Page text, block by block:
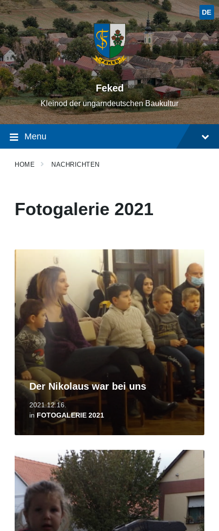
Skip
to
content
Skip
to
main
navigation
Skip
to
footer
DE
Feked
Kleinod der ungarndeutschen Baukultur
Menu
HOME NACHRICHTEN
Fotogalerie 2021
Der Nikolaus war bei uns
2021.12.16.
in FOTOGALERIE 2021
Read
Read
More